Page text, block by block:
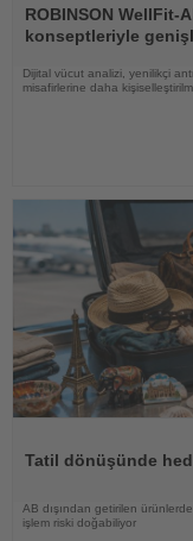
Oku
ROBINSON WellFit-
konseptleriyle
Dijital vücut analizi, yenilikçi
misafirlerine daha
Tatil dönüşünde
AB dışından getirilen
işlem riski doğabiliyor